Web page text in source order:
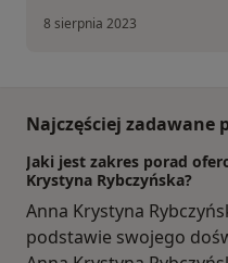
8 sierpnia 2023
Najczęściej zadawane
Jaki jest zakres porad
Krystyna Rybczyńska?
Anna Krystyna
podstawie swojego